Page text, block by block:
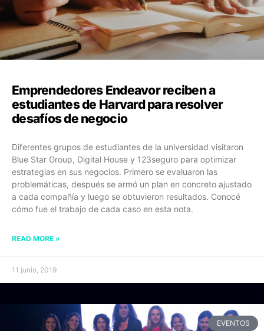
Emprendedores Endeavor reciben a
estudiantes de Harvard para resolver
desafíos de negocio
Diferentes grupos de estudiantes de la universidad visitaron
Blue Star Group, Digital House y 123seguro para optimizar
estrategias en sus negocios. Primero se evaluaron las
problemáticas, después se armó un plan en concreto ajustado
a cada compañía y luego se obtuvieron resultados. Conocé
cómo fue el trabajo de cada caso en esta nota.
READ MORE »
11 junio, 2019
EVENTOS